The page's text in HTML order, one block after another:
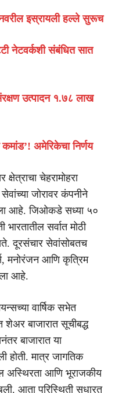
इस्रायली हल्ले सुरूच
नेटवर्कशी संबंधित सात
उत्पादन १.७८ लाख
अमेरिकेचा निर्णय
चेहरामोहरा
जोरावर कंपनीने
आहे. जिओकडे सध्या ५०
सर्वात मोठी
दूरसंचार सेवांसोबतच
मनोरंजन आणि कृत्रिम
आहे.
वार्षिक सभेत
शेअर बाजारात सूचीबद्ध
बाजारात या
होती. मात्र जागतिक
अस्थिरता आणि भूराजकीय
आता परिस्थिती सुधारत